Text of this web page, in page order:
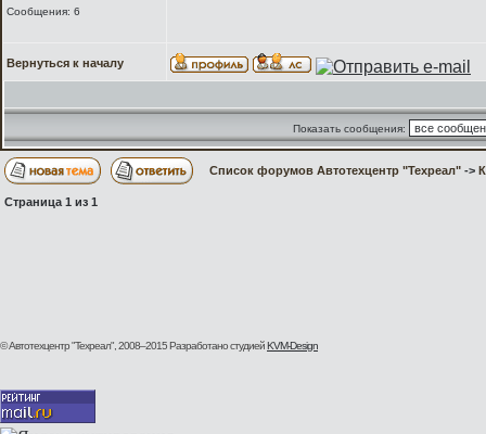
Сообщения: 6
Вернуться к началу
Показать сообщения:
Список форумов Автотехцентр "Техреал" ->
Страница 1 из 1
© Автотехцентр "Техреал", 2008–2015Разработано студиейKVM-Design